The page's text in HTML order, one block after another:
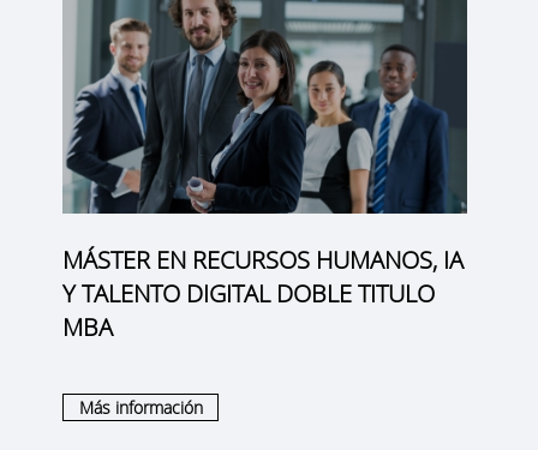
MÁSTER EN RECURSOS HUMANOS, IA
Y TALENTO DIGITAL DOBLE TITULO
MBA
Más información